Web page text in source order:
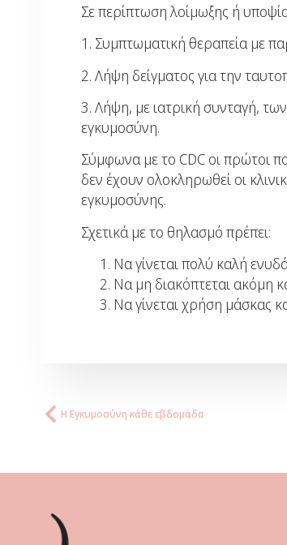
Σε περίπτωση λοίμωξης ή
1. Συμπτωματική θεραπεία με
2. Λήψη δείγματος για την
3. Λήψη, με ιατρική συνταγή,
εγκυμοσύνη.
Σύμφωνα με το CDC οι πρώτοι
δεν έχουν ολοκληρωθεί οι
εγκυμοσύνης.
Σχετικά με το θηλασμό πρέπει:
Να γίνεται πολύ καλή
Να μη διακόπτεται ακόμη
Να γίνεται χρήση μάσκας
Η Εγκυμοσύνη κάθε εβδομάδα